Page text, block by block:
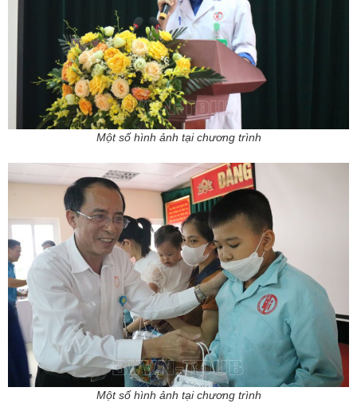
Một số hình ảnh tại chương trình
Một số hình ảnh tại chương trình